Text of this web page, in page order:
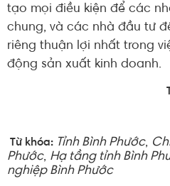
tạo mọi điều kiện để các
chung, và các nhà đầu tư
riêng thuận lợi nhất trong
động sản xuất kinh doanh.
Từ khóa: Tỉnh Bình Phước,
Phước, Hạ tầng tỉnh Bình
nghiệp Bình Phước